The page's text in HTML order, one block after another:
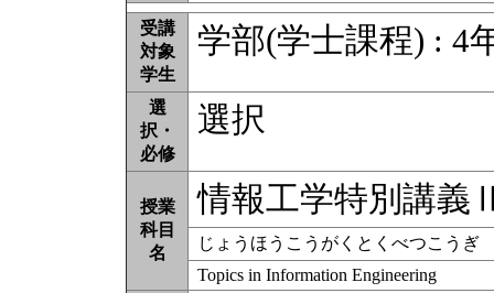
受講
対象
学生
学部(学士課程) : 4
選
択・
必修
選択
授業
科目
名
情報工学特別講義
じょうほうこうがくとくべつこうぎ
Topics in Information Engineering